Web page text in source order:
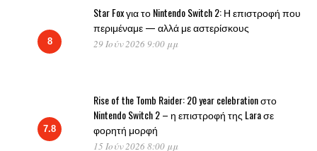
8
Star Fox για το Nintendo Switch 2: Η επιστροφή που
περιμέναμε — αλλά με αστερίσκους
29 Ιούν 2026 9:00 μμ
7.8
Rise of the Tomb Raider: 20 year celebration στο
Nintendo Switch 2 – η επιστροφή της Lara σε
φορητή μορφή
15 Ιούν 2026 8:00 μμ